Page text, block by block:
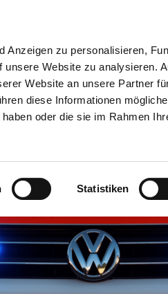
Anzeigen zu personalisieren,
Website zu analysieren.
Website an unsere Partner
diese Informationen
oder die sie im Rahmen
Statistiken
Rettungswachen
Impressum